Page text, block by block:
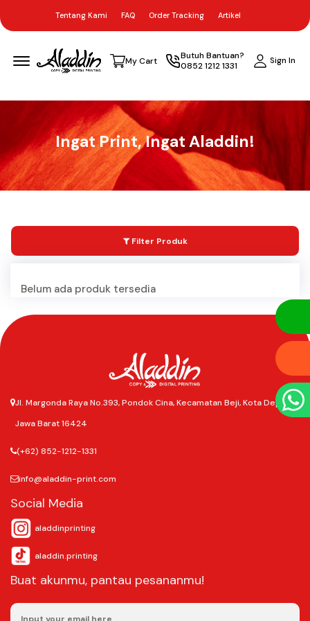
Tentang Kami FAQ Order Tracking Artikel
Menu Open
My Cart
Butuh Bantuan?
0852 1212 1331
Sign In
Ingat Print, Ingat Aladdin!
Filter Produk
Belum ada produk tersedia
Jl. Margonda Raya No.393, Pondok Cina, Kecamatan Beji, Kota Depok,
Jawa Barat 16424
(+62) 852-1212-1331
info@aladdin-print.com
Social Media
aladdinprinting
aladdin.printing
Buat akunmu, pantau pesananmu!